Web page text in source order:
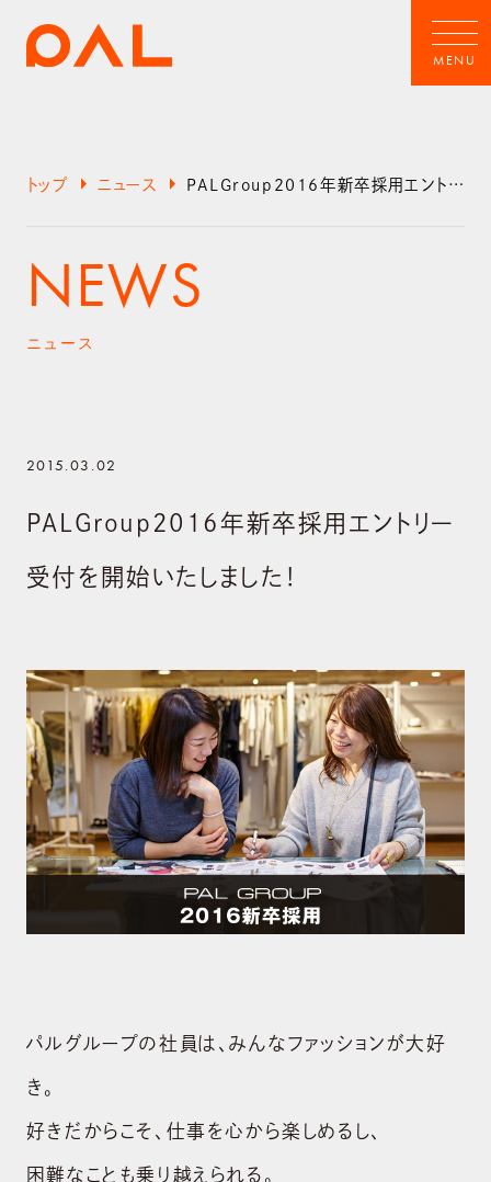
トップ arrow_right ニュース arrow_right PALGroup2016年新卒採用エントリー受付を開始いたしました！
NEWS
ニュース
2015.03.02
PALGroup2016年新卒採用エントリー
受付を開始いたしました！
パルグループの社員は、みんなファッションが大好
き。
好きだからこそ、仕事を心から楽しめるし、
困難なことも乗り越えられる。